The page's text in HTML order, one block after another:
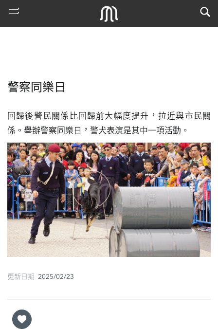
熱
門
搜
索
地
警察同樂日
回歸後警民關係比回歸前大幅度提升，拉近與市民關
係。舉辦警察同樂日，警犬表演是其中一項活動。
更新日期 2025/02/23